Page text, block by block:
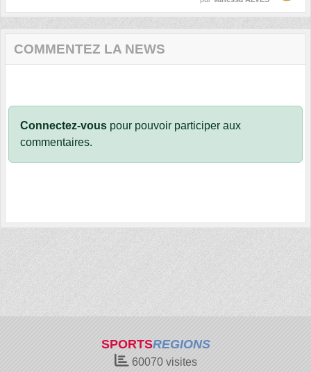
COMMENTEZ LA NEWS
Connectez-vous pour pouvoir participer aux
commentaires.
SPORTSREGIONS
60070visites